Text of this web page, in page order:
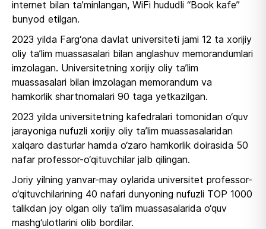
internet bilan ta’minlangan, WiFi hududli “Book kafe”
bunyod etilgan.
2023 yilda Farg‘ona davlat universiteti jami 12 ta xorijiy
oliy ta’lim muassasalari bilan anglashuv memorandumlari
imzolagan. Universitetning xorijiy oliy ta’lim
muassasalari bilan imzolagan memorandum va
hamkorlik shartnomalari 90 taga yetkazilgan.
2023 yilda universitetning kafedralari tomonidan o‘quv
jarayoniga nufuzli xorijiy oliy ta’lim muassasalaridan
xalqaro dasturlar hamda o‘zaro hamkorlik doirasida 50
nafar professor-o‘qituvchilar jalb qilingan.
Joriy yilning yanvar-may oylarida universitet professor-
o‘qituvchilarining 40 nafari dunyoning nufuzli TOP 1000
talikdan joy olgan oliy ta’lim muassasalarida o‘quv
mashg‘ulotlarini olib bordilar.